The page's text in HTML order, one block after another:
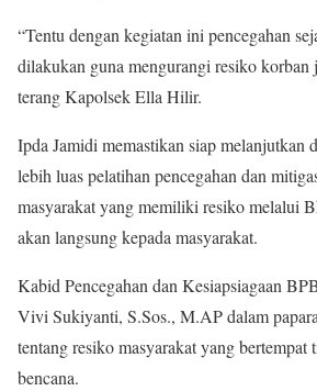
“Tentu dengan kegiatan ini pencegahan
dilakukan guna mengurangi resiko korban
terang Kapolsek Ella Hilir.
Ipda Jamidi memastikan siap melanjutkan
lebih luas pelatihan pencegahan dan
masyarakat yang memiliki resiko melalui
akan langsung kepada masyarakat.
Kabid Pencegahan dan Kesiapsiagaan
Vivi Sukiyanti, S.Sos., M.AP dalam
tentang resiko masyarakat yang
bencana.